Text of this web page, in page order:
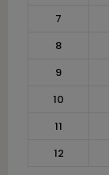
7
8
9
10
11
12